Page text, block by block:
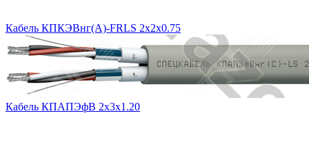
Кабель КПКЭВнг(А)-FRLS 2x2x0.75
Кабель КПАПЭфВ 2х3х1.20